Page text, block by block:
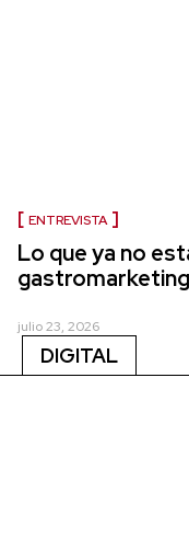
ENTREVISTA
Lo que ya no
gastromarketing
julio 23, 2026
DIGITAL